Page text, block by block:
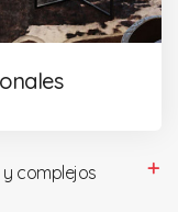
complejos